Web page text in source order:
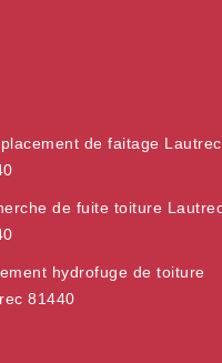
de faitage Lautrec
de fuite toiture
hydrofuge de toiture
81440